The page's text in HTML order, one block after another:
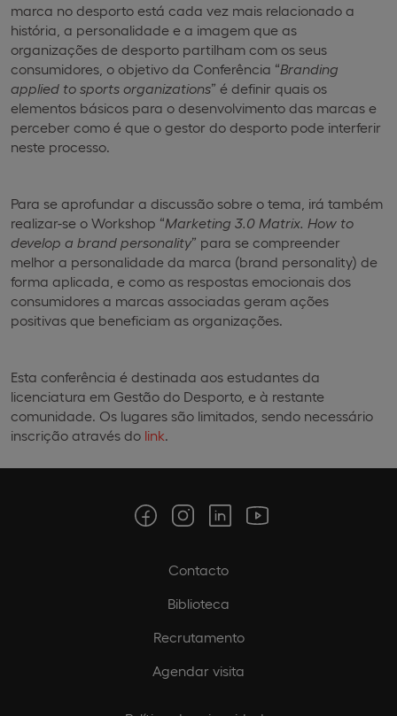
marca no desporto está cada vez mais relacionado a
história, a personalidade e a imagem que as
organizações de desporto partilham com os seus
consumidores, o objetivo da Conferência “Branding
applied to sports organizations” é definir quais os
elementos básicos para o desenvolvimento das marcas e
perceber como é que o gestor do desporto pode interferir
neste processo.
Para se aprofundar a discussão sobre o tema, irá também
realizar-se o Workshop “Marketing 3.0 Matrix. How to
develop a brand personality” para se compreender
melhor a personalidade da marca (brand personality) de
forma aplicada, e como as respostas emocionais dos
consumidores a marcas associadas geram ações
positivas que beneficiam as organizações.
Esta conferência é destinada aos estudantes da
licenciatura em Gestão do Desporto, e à restante
comunidade. Os lugares são limitados, sendo necessário
inscrição através do link.
Contacto
Biblioteca
Recrutamento
Agendar visita